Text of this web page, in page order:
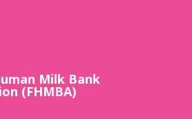
Milk Bank
(FHMBA)